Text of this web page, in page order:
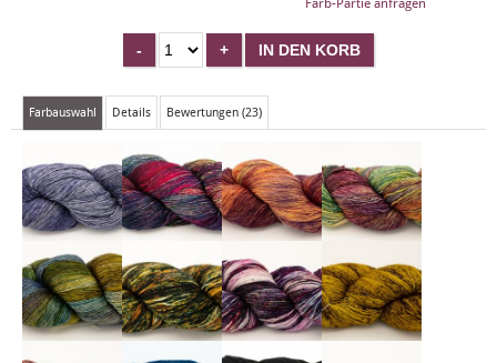
Farb-Partie anfragen
Farbauswahl Details Bewertungen (23)